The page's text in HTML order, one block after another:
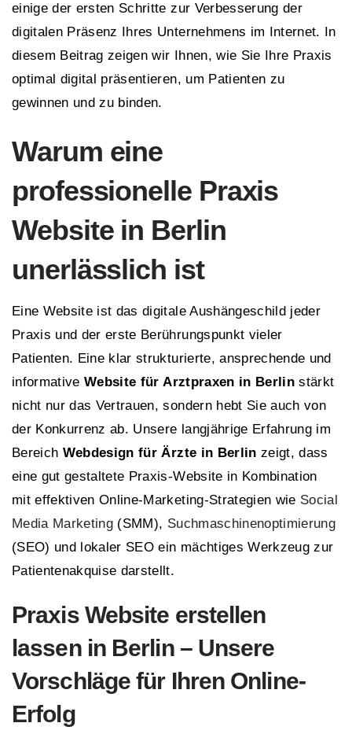
einige der ersten Schritte zur Verbesserung der
digitalen Präsenz Ihres Unternehmens im Internet. In
diesem Beitrag zeigen wir Ihnen, wie Sie Ihre Praxis
optimal digital präsentieren, um Patienten zu
gewinnen und zu binden.
Warum eine
professionelle Praxis
Website in Berlin
unerlässlich ist
Eine Website ist das digitale Aushängeschild jeder
Praxis und der erste Berührungspunkt vieler
Patienten. Eine klar strukturierte, ansprechende und
informativeWebsite für Arztpraxen in Berlinstärkt
nicht nur das Vertrauen, sondern hebt Sie auch von
der Konkurrenz ab. Unsere langjährige Erfahrung im
Bereich Webdesign für Ärzte in Berlin zeigt, dass
eine gut gestaltete Praxis-Website in Kombination
mit effektiven Online-Marketing-Strategien wie Social
Media Marketing (SMM), Suchmaschinenoptimierung
(SEO) und lokaler SEO ein mächtiges Werkzeug zur
Patientenakquise darstellt.
Praxis Website erstellen
lassen in Berlin – Unsere
Vorschläge für Ihren Online-
Erfolg